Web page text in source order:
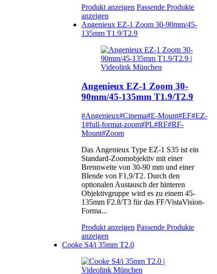
Produkt anzeigen Passende Produkte
anzeigen
Angenieux EZ-1 Zoom 30-90mm/45-
135mm T1.9/T2.9
Angenieux EZ-1 Zoom 30-
90mm/45-135mm T1.9/T2.9
#Angenieux#Cinema#E-Mount#EF#EZ-
1#full-format-zoom#PL#RF#RF-
Mount#Zoom
Das Angenieux Type EZ-1 S35 ist ein
Standard-Zoomobjektiv mit einer
Brennweite von 30-90 mm und einer
Blende von F1,9/T2. Durch den
optionalen Austausch der hinteren
Objektivgruppe wird es zu einem 45-
135mm F2.8/T3 für das FF/VistaVision-
Forma...
Produkt anzeigen Passende Produkte
anzeigen
Cooke S4/i 35mm T2.0